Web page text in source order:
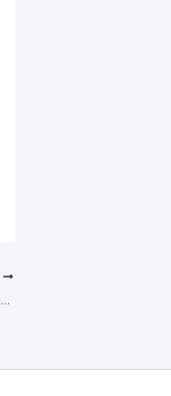
Criciúma (SC) adota sistema nacional de emissão de NFS-e a partir de 2026